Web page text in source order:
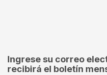
Ingrese su correo
recibirá el boletín